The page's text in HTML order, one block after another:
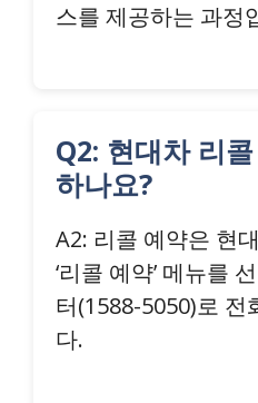
스를 제공하는 과정
Q2: 현대차 리
하나요?
A2: 리콜 예약은 현
‘리콜 예약’ 메뉴를
터(1588-5050)로 전
다.